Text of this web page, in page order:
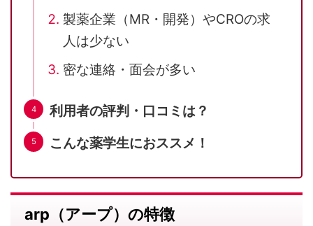
製薬企業（MR・開発）やCROの求
人は少ない
密な連絡・面会が多い
利用者の評判・口コミは？
こんな薬学生におススメ！
arp（アープ）の特徴